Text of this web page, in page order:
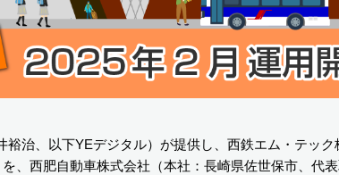
治、以下YEデジタル）が提供し、西鉄エム・テッ
、西肥自動車株式会社（本社：長崎県佐世保市、代